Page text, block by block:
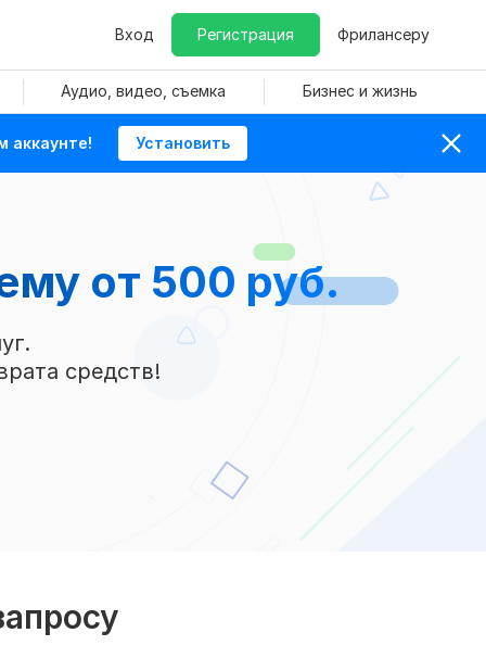
Вход Регистрация Фрилансеру
Аудио, видео, съемка Бизнес и жизнь
аккаунте! Установить
от 500 руб.
средств!